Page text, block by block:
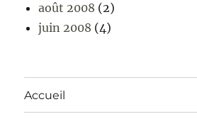
août 2008 (2)
juin 2008 (4)
Accueil